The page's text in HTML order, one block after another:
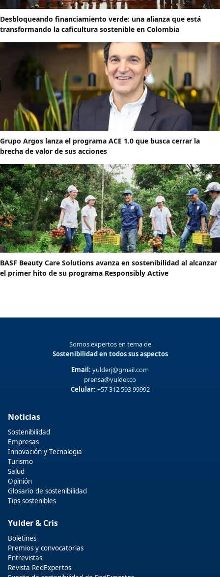
Desbloqueando financiamiento verde: una alianza que está
transformando la caficultura sostenible en Colombia
Grupo Argos lanza el programa ACE 1.0 que busca cerrar la
brecha de valor de sus acciones
BASF Beauty Care Solutions avanza en sostenibilidad al alcanzar
el primer hito de su programa Responsibly Active
Somos expertos en tema de
Sostenibilidad en todos sus aspectos
Email: yulderj@gmail.com
prensa@yulder.co
Celular: +57 312 593 99992
Noticias
Sostenibilidad
Empresas
Innovación y Tecnologia
Turismo
Salud
Opinión
Glosario de sostenibilidad
Tips sostenibles
Yulder & Cris
Boletines
Premios y convocatorias
Entrevistas
Revista RedExpertos